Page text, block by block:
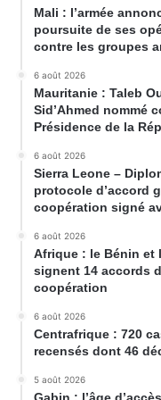
Mali : l’armée
poursuite de ses
contre les groupes
6 août 2026
Mauritanie : Taleb
Sid’Ahmed nommé
Présidence de la
6 août 2026
Sierra Leone –
protocole d’accord
coopération signé
6 août 2026
Afrique : le Bénin et
signent 14 accords
coopération
6 août 2026
Centrafrique : 720
recensés dont 46
5 août 2026